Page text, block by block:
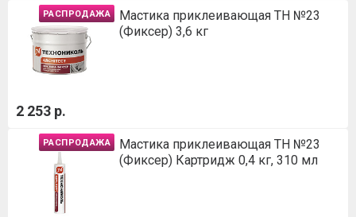
РАСПРОДАЖА
Мастика приклеивающая ТН №23
(Фиксер) 3,6 кг
2 253 р.
РАСПРОДАЖА
Мастика приклеивающая ТН №23
(Фиксер) Картридж 0,4 кг, 310 мл